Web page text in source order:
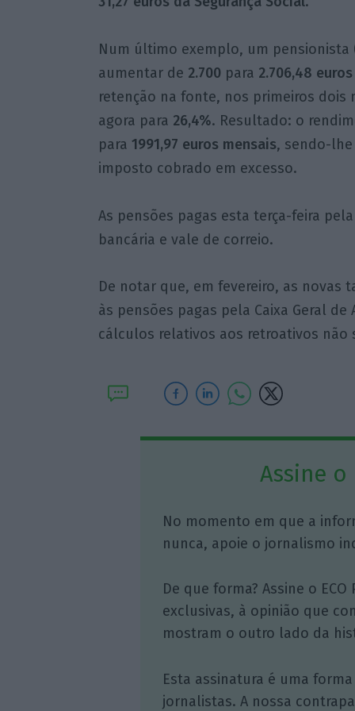
Num último exemplo, um
aumentar de 2.700 para 2.706,48 euros
retenção na fonte, nos primeiros dois
agora para 26,4%. Resultado: o
para 1991,97 euros mensais, sendo-
imposto cobrado em excesso.
As pensões pagas esta terça-feira
bancária e vale de correio.
De notar que, em fevereiro, as novas
às pensões pagas pela Caixa Geral
cálculos relativos aos retroativos não
Assine o
No momento em que a
nunca, apoie o jornalismo
De que forma? Assine o
exclusivas, à opinião que
mostram o outro lado da
Esta assinatura é uma
jornalistas. A nossa